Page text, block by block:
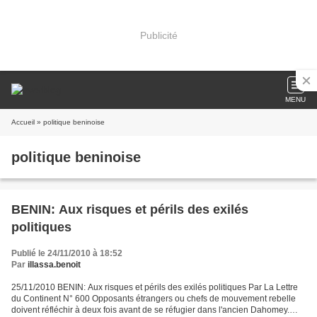
Publicité
MENU
Accueil » politique beninoise
politique beninoise
BENIN: Aux risques et périls des exilés
politiques
Publié le 24/11/2010 à 18:52
Par illassa.benoit
25/11/2010 BENIN: Aux risques et périls des exilés politiques Par La Lettre
du Continent N° 600 Opposants étrangers ou chefs de mouvement rebelle
doivent réfléchir à deux fois avant de se réfugier dans l'ancien Dahomey.